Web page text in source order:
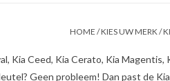
HOME /KIES UW MERK/
Ceed, Kia Cerato, Kia Magentis,
Geen probleem! Dan past de